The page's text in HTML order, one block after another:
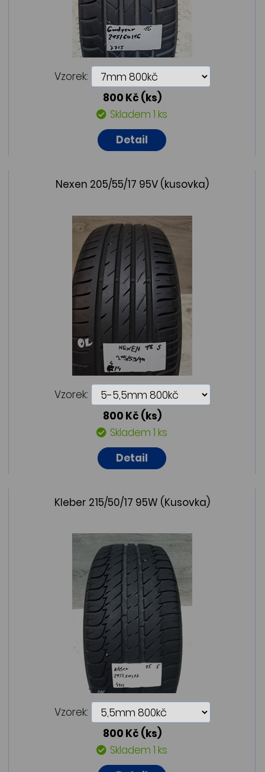
Vzorek:
800 Kč (ks)
Skladem 1 ks
Detail
Nexen 205/55/17 95V (kusovka)
Vzorek:
800 Kč (ks)
Skladem 1 ks
Detail
Kleber 215/50/17 95W (Kusovka)
Vzorek:
800 Kč (ks)
Skladem 1 ks